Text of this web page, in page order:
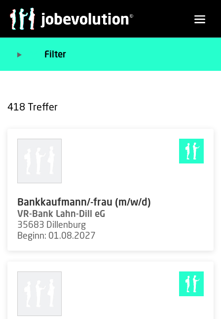
Filter
418 Treffer
Bankkaufmann/-frau (m/w/d)
VR-Bank Lahn-Dill eG
35683 Dillenburg
Beginn: 01.08.2027